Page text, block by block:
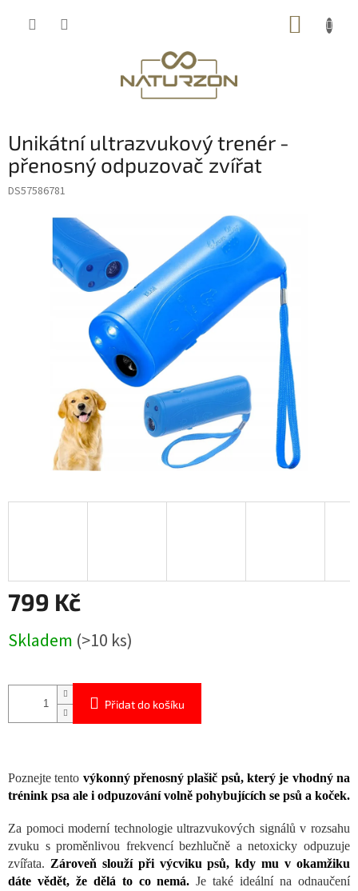
Unikátní ultrazvukový trenér -
přenosný odpuzovač zvířat
DS57586781
799 Kč
cena:
Skladem (>10 ks)
Přidat do košíku
Poznejte tento výkonný přenosný plašič psů, který je vhodný na
trénink psa ale i odpuzování volně pohybujících se psů a koček.
Za pomoci moderní technologie ultrazvukových signálů v rozsahu
zvuku s proměnlivou frekvencí bezhlučně a netoxicky odpuzuje
zvířata. Zároveň slouží při výcviku psů, kdy mu v okamžiku
dáte vědět, že dělá to co nemá. Je také ideální na odnaučení